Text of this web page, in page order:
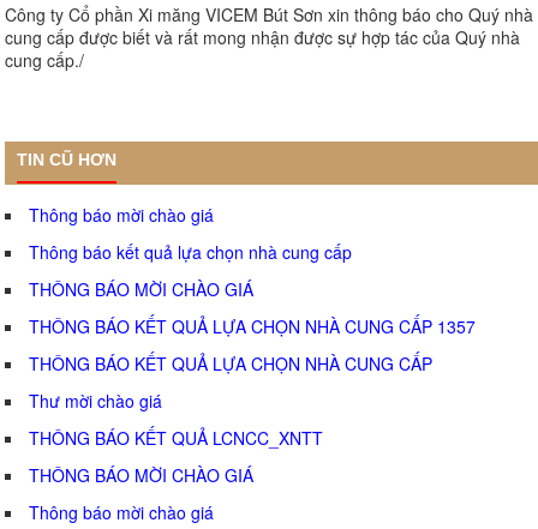
Công ty Cổ phần Xi măng VICEM Bút Sơn xin thông báo cho Quý nhà
cung cấp được biết và rất mong nhận được sự hợp tác của Quý nhà
cung cấp./
TIN CŨ HƠN
Thông báo mời chào giá
Thông báo kết quả lựa chọn nhà cung cấp
THÔNG BÁO MỜI CHÀO GIÁ
THÔNG BÁO KẾT QUẢ LỰA CHỌN NHÀ CUNG CẤP 1357
THÔNG BÁO KẾT QUẢ LỰA CHỌN NHÀ CUNG CẤP
Thư mời chào giá
THÔNG BÁO KẾT QUẢ LCNCC_XNTT
THÔNG BÁO MỜI CHÀO GIÁ
Thông báo mời chào giá